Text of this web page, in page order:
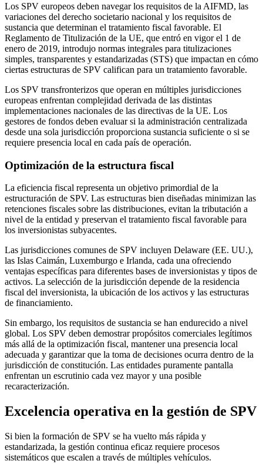
Los SPV europeos deben navegar los requisitos de la AIFMD, las
variaciones del derecho societario nacional y los requisitos de
sustancia que determinan el tratamiento fiscal favorable. El
Reglamento de Titulización de la UE, que entró en vigor el 1 de
enero de 2019, introdujo normas integrales para titulizaciones
simples, transparentes y estandarizadas (STS) que impactan en cómo
ciertas estructuras de SPV califican para un tratamiento favorable.
Los SPV transfronterizos que operan en múltiples jurisdicciones
europeas enfrentan complejidad derivada de las distintas
implementaciones nacionales de las directivas de la UE. Los
gestores de fondos deben evaluar si la administración centralizada
desde una sola jurisdicción proporciona sustancia suficiente o si se
requiere presencia local en cada país de operación.
Optimización de la estructura fiscal
La eficiencia fiscal representa un objetivo primordial de la
estructuración de SPV. Las estructuras bien diseñadas minimizan las
retenciones fiscales sobre las distribuciones, evitan la tributación a
nivel de la entidad y preservan el tratamiento fiscal favorable para
los inversionistas subyacentes.
Las jurisdicciones comunes de SPV incluyen Delaware (EE. UU.),
las Islas Caimán, Luxemburgo e Irlanda, cada una ofreciendo
ventajas específicas para diferentes bases de inversionistas y tipos de
activos. La selección de la jurisdicción depende de la residencia
fiscal del inversionista, la ubicación de los activos y las estructuras
de financiamiento.
Sin embargo, los requisitos de sustancia se han endurecido a nivel
global. Los SPV deben demostrar propósitos comerciales legítimos
más allá de la optimización fiscal, mantener una presencia local
adecuada y garantizar que la toma de decisiones ocurra dentro de la
jurisdicción de constitución. Las entidades puramente pantalla
enfrentan un escrutinio cada vez mayor y una posible
recaracterización.
Excelencia operativa en la gestión de SPV
Si bien la formación de SPV se ha vuelto más rápida y
estandarizada, la gestión continua eficaz requiere procesos
sistemáticos que escalen a través de múltiples vehículos.